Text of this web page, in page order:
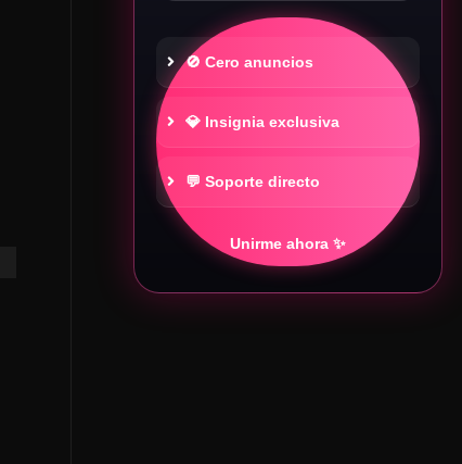
🚫 Cero anuncios
💎 Insignia exclusiva
💬 Soporte directo
Unirme ahora ✨